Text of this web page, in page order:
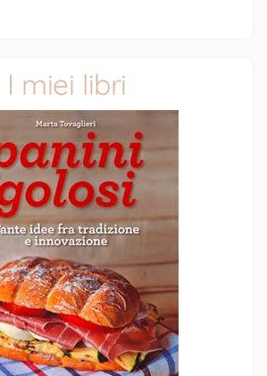
I miei libri